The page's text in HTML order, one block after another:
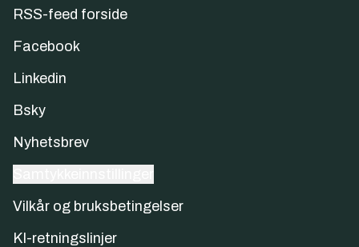
RSS-feed forside
Facebook
Linkedin
Bsky
Nyhetsbrev
Vilkår og bruksbetingelser
KI-retningslinjer